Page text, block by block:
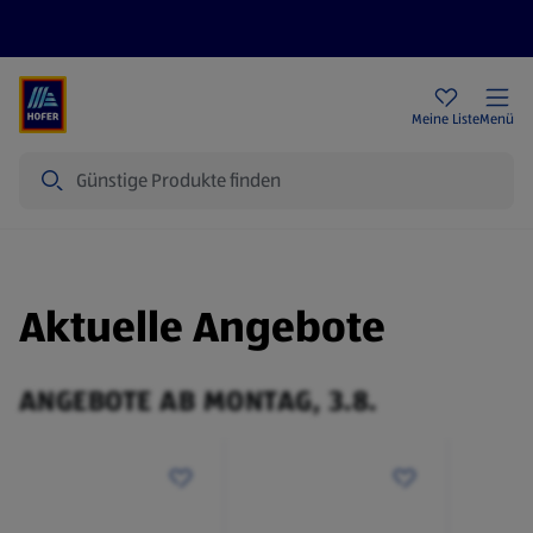
Meine ListeMenü
Aktuelle Angebote
ANGEBOTE AB MONTAG, 3.8.